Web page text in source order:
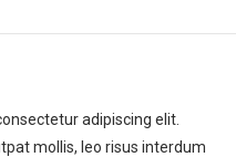
adipiscing elit.
mollis, leo risus interdum